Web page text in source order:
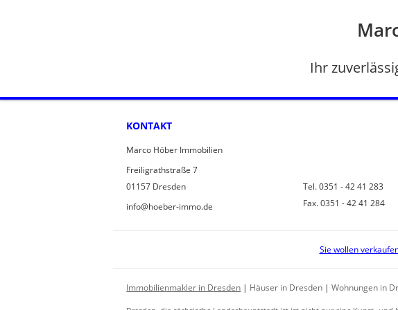
Ihr
KONTAKT
Marco Höber Immobilien
Freiligrathstraße 7
01157 Dresden
info@hoeber-immo.de
Tel. 0351 - 42 41 283
Fax. 0351 - 42 41 284
Sie wollen
Immobilienmakler in Dresden | Häuser in Dresden |Wohnungen in